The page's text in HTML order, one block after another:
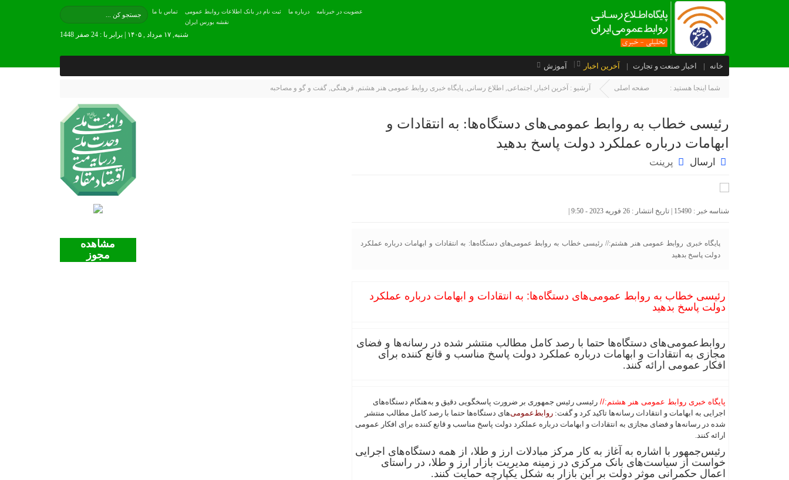
تماس با ما
ثبت نام در بانک اطلاعات روابط عمومی
نقشه بورس ایران
درباره ما عضويت در خبرنامه
شنبه, ۱۷ مرداد , ۱۴۰۵ | برابر با : 24 صفر 1448
خانه اخبار صنعت و تجارت آخرین اخبار آموزش
شما اینجا هستید : صفحه اصلی آرشیو : آخرین اخبار , اجتماعی, اطلاع رسانی, پایگاه خبری روابط عمومی هنر هشتم, فرهنگی, گفت و گو و مصاحبه
رئیسی خطاب به روابط عمومی‌های دستگاه‌ها: به انتقادات و
ابهامات درباره عملکرد دولت پاسخ بدهید
ارسال پرینت
شناسه خبر : 15490 | تاریخ انتشار : 26 فوریه 2023 - 9:50 |
پایگاه خبری روابط عمومی هنر هشتم:// رئیسی خطاب به روابط عمومی‌های دستگاه‌ها: به انتقادات و ابهامات درباره عملکرد
دولت پاسخ بدهید
رئیسی خطاب به روابط عمومی‌های دستگاه‌ها: به انتقادات و ابهامات درباره عملکرد
دولت پاسخ بدهید
روابط‌عمومی‌های دستگاه‌ها حتما با رصد کامل مطالب منتشر شده در رسانه‌ها و فضای
مجازی به انتقادات و ابهامات درباره عملکرد دولت پاسخ مناسب و قانع کننده برای
افکار عمومی ارائه کنند.
پایگاه خبری روابط عمومی هنر هشتم:// رئیسی رئیس جمهوری بر ضرورت پاسخگویی دقیق و به‌هنگام دستگاه‌های
اجرایی به ابهامات و انتقادات رسانه‌ها تاکید کرد و گفت: روابط‌عمومی‌های دستگاه‌ها حتما با رصد کامل مطالب منتشر
شده در رسانه‌ها و فضای مجازی به انتقادات و ابهامات درباره عملکرد دولت پاسخ مناسب و قانع کننده برای افکار عمومی
ارائه کنند.
رئیس‌جمهور با اشاره به آغاز به کار مرکز مبادلات ارز و طلا، از همه دستگاه‌های اجرایی
خواست از سیاست‌های بانک مرکزی در زمینه مدیریت بازار ارز و طلا، در راستای
اعمال حکمرانی موثر دولت بر این بازار به شکل یکپارچه حمایت کنند.
مشاهده
مجوز